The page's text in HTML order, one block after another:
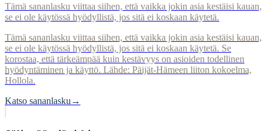
Tämä sananlasku viittaa siihen, että vaikka jokin asia kestäisi kauan,
se ei ole käytössä hyödyllistä, jos sitä ei koskaan käytetä.
Tämä sananlasku viittaa siihen, että vaikka jokin asia kestäisi kauan,
se ei ole käytössä hyödyllistä, jos sitä ei koskaan käytetä. Se
korostaa, että tärkeämpää kuin kestävyys on asioiden todellinen
hyödyntäminen ja käyttö. Lähde: Päijät-Hämeen liiton kokoelma,
Hollola.
Katso sananlasku →